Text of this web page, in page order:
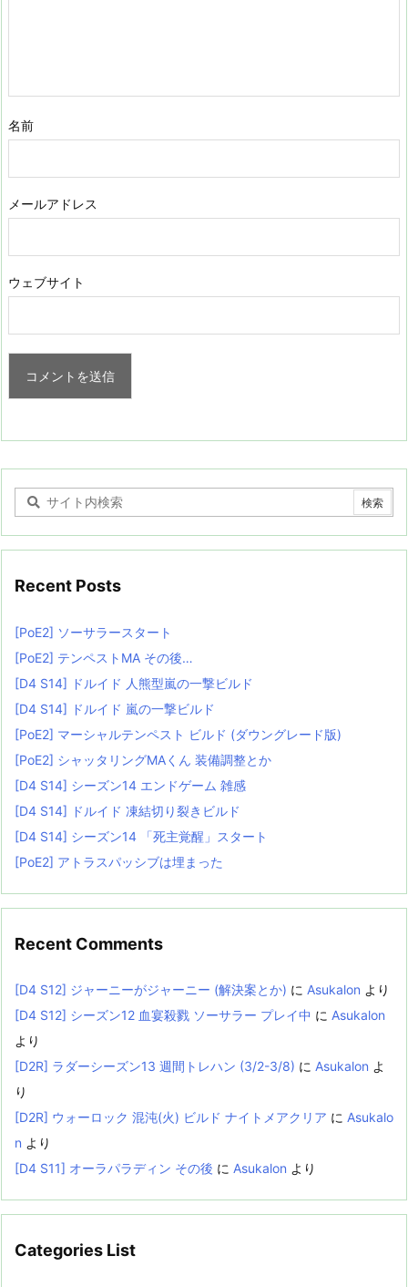
名前
メールアドレス
ウェブサイト
Recent Posts
[PoE2] ソーサラースタート
[PoE2] テンペストMA その後…
[D4 S14] ドルイド 人熊型嵐の一撃ビルド
[D4 S14] ドルイド 嵐の一撃ビルド
[PoE2] マーシャルテンペスト ビルド (ダウングレード版)
[PoE2] シャッタリングMAくん 装備調整とか
[D4 S14] シーズン14 エンドゲーム 雑感
[D4 S14] ドルイド 凍結切り裂きビルド
[D4 S14] シーズン14 「死主覚醒」スタート
[PoE2] アトラスパッシブは埋まった
Recent Comments
[D4 S12] ジャーニーがジャーニー (解決案とか) に Asukalon より
[D4 S12] シーズン12 血宴殺戮 ソーサラー プレイ中 に Asukalon
より
[D2R] ラダーシーズン13 週間トレハン (3/2-3/8) に Asukalon よ
り
[D2R] ウォーロック 混沌(火) ビルド ナイトメアクリア に Asukalo
n より
[D4 S11] オーラパラディン その後 に Asukalon より
Categories List